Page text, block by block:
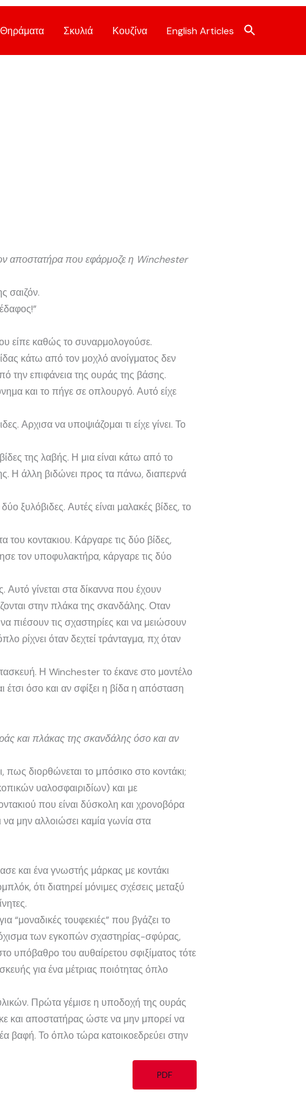
Θηράματα Σκυλιά Κουζίνα English Articles
αποστατήρα που εφάρμοζε η Winchester
σαιζόν.
είπε καθώς το συναρμολογούσε.
κάτω από τον μοχλό ανοίγματος δεν
την επιφάνεια της ουράς της βάσης.
και το πήγε σε οπλουργό. Αυτό είχε
Αρχισα να υποψιάζομαι τι είχε γίνει. Το
της λαβής. Η μια είναι κάτω από το
Η άλλη βιδώνει προς τα πάνω, διαπερνά
ξυλόβιδες. Αυτές είναι μαλακές βίδες, το
κοντακιου. Κάργαρε τις δύο βίδες,
τον υποφυλακτήρα, κάργαρε τις δύο
γίνεται στα δίκαννα που έχουν
στην πλάκα της σκανδάλης. Οταν
πιέσουν τις σχαστηρίες και να μειώσουν
ρίχνει όταν δεχτεί τράνταγμα, πχ όταν
Η Winchester το έκανε στο μοντέλο
όσο και αν σφίξει η βίδα η απόσταση
και πλάκας της σκανδάλης όσο και αν
πως διορθώνεται το μπόσικο στο κοντάκι;
υαλοσφαιριδίων) και με
που είναι δύσκολη και χρονοβόρα
μην αλλοιώσει καμία γωνία στα
και ένα γνωστής μάρκας με κοντάκι
ότι διατηρεί μόνιμες σχέσεις μεταξύ
τουφεκιές” που βγάζει το
των εγκοπών σχαστηρίας-σφύρας,
υπόβαθρο του αυθαίρετου σφιξίματος τότε
για ένα μέτριας ποιότητας όπλο
Πρώτα γέμισε η υποδοχή της ουράς
και αποστατήρας ώστε να μην μπορεί να
βαφή. Το όπλο τώρα κατοικοεδρεύει στην
PDF